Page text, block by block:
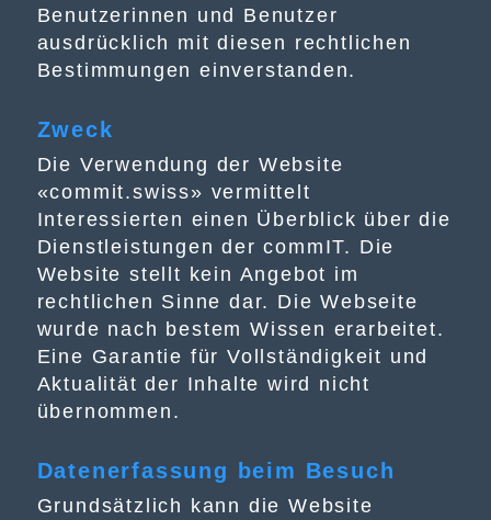
Benutzerinnen und Benutzer
ausdrücklich mit diesen rechtlichen
Bestimmungen einverstanden.
Zweck
Die Verwendung der Website
«commit.swiss» vermittelt
Interessierten einen Überblick über die
Dienstleistungen der commIT. Die
Website stellt kein Angebot im
rechtlichen Sinne dar. Die Webseite
wurde nach bestem Wissen erarbeitet.
Eine Garantie für Vollständigkeit und
Aktualität der Inhalte wird nicht
übernommen.
Datenerfassung beim Besuch
Grundsätzlich kann die Website